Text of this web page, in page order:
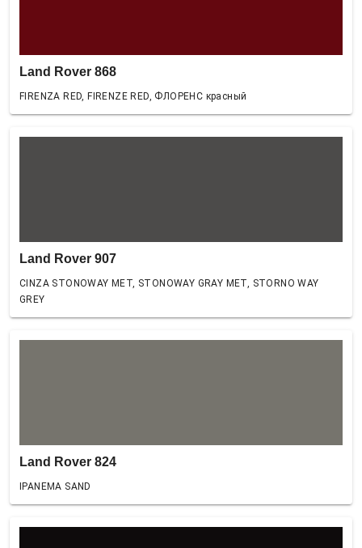
Land Rover 868
FIRENZA RED, FIRENZE RED, ФЛОРЕНС красный
Land Rover 907
CINZA STONOWAY MET, STONOWAY GRAY MET, STORNO WAY
GREY
Land Rover 824
IPANEMA SAND